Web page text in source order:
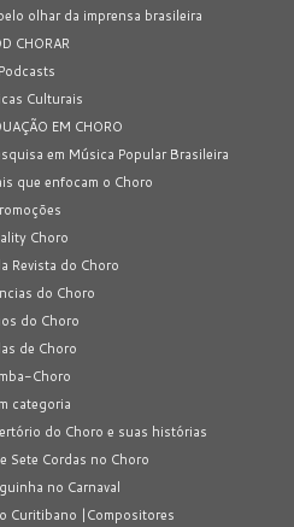
olhar da imprensa brasileira
CHORAR
Podcasts
Culturais
EM CHORO
em Música Popular Brasileira
que enfocam o Choro
Choro
Revista do Choro
do Choro
do Choro
de Choro
Choro
categoria
do Choro e suas histórias
Sete Cordas no Choro
no Carnaval
Curitibano |Compositores